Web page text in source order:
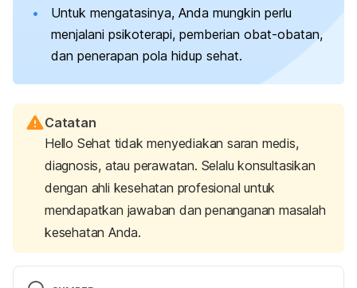
Untuk mengatasinya, Anda mungkin perlu
menjalani psikoterapi, pemberian obat-obatan,
dan penerapan pola hidup sehat.
Catatan
Hello Sehat tidak menyediakan saran medis,
diagnosis, atau perawatan. Selalu konsultasikan
dengan ahli kesehatan profesional untuk
mendapatkan jawaban dan penanganan masalah
kesehatan Anda.